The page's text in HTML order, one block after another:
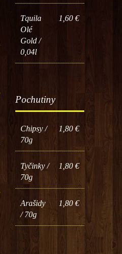
Tquila
Olé
Gold /
0,04l
1,60 €
Pochutiny
Chipsy /
70g
1,80 €
Tyčinky /
70g
1,80 €
Arašidy
/ 70g
1,80 €